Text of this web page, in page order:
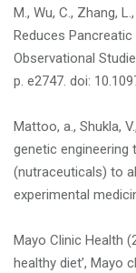
M., Wu, C., Zhang,
Reduces
Observational
p. e2747. doi:
Mattoo, a., Shukla,
genetic
(nutraceuticals) to
experimental
Mayo Clinic Health
healthy diet’, Mayo